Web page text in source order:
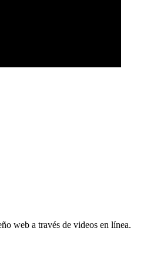
web a través de videos en línea.